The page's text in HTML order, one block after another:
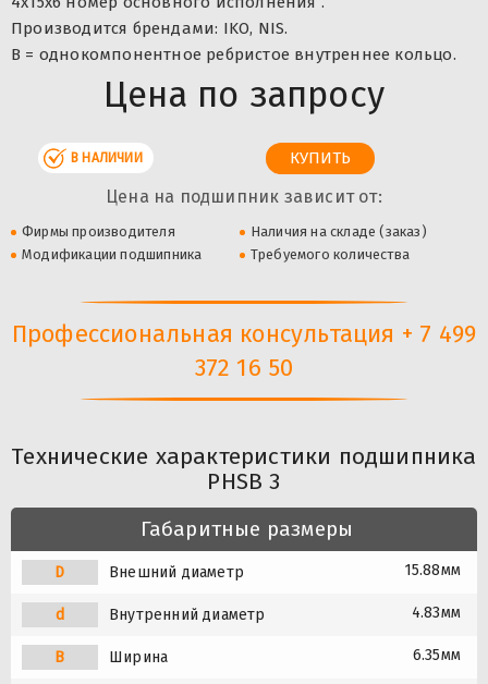
Производится брендами: IKO, NIS.
B = однокомпонентное ребристое внутреннее кольцо.
Цена по запросу
В НАЛИЧИИ
Цена на подшипник зависит от:
Фирмы производителя
Наличия на складе (заказ)
Модификации подшипника
Требуемого количества
Профессиональная консультация + 7 499
372 16 50
Технические характеристики подшипника
PHSB 3
Габаритные размеры
D Внешний диаметр 15.88мм
d Внутренний диаметр 4.83мм
B Ширина 6.35мм